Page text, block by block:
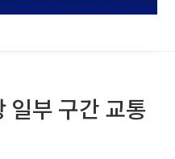
일부 구간 교통